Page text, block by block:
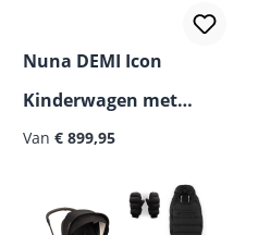
Nuna DEMI Icon
Kinderwagen met
Extra Grote
Boodschappenmand
Van € 899,95